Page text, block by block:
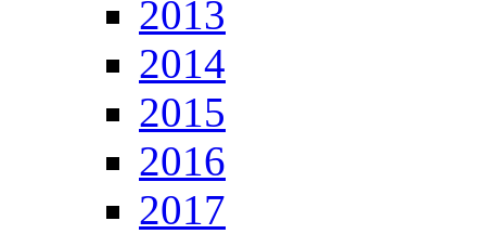
2013
2014
2015
2016
2017